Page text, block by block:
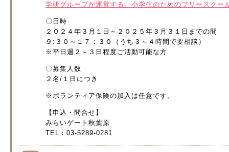
学研グループが運営する、小学生のためのフリースク
〇日時
２０２４年３月１日～２０２５年３月３１日までの間
９:３０～１７：３０（うち３～４時間で要相談）
※平日週２～３日程度ご活動可能な方
〇募集人数
２名/１日につき
※ボランティア保険の加入は任意です。
【申込・問合せ】
みらいゲート秋葉原
TEL：03-5289-0281